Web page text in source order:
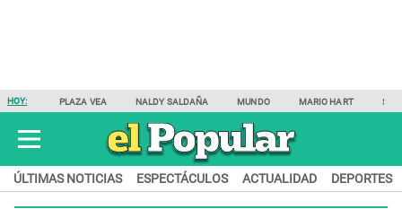
HOY: PLAZA VEA NALDY SALDAÑA MUNDO MARIO HART
ÚLTIMAS NOTICIAS ESPECTÁCULOS ACTUALIDAD DEPORTES